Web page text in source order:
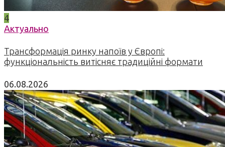
4
Актуально
Трансформація ринку напоїв у Європі:
функціональність витісняє традиційні формати
06.08.2026